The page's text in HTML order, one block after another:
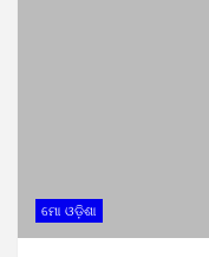
ମୋ ଓଡ଼ିଶା